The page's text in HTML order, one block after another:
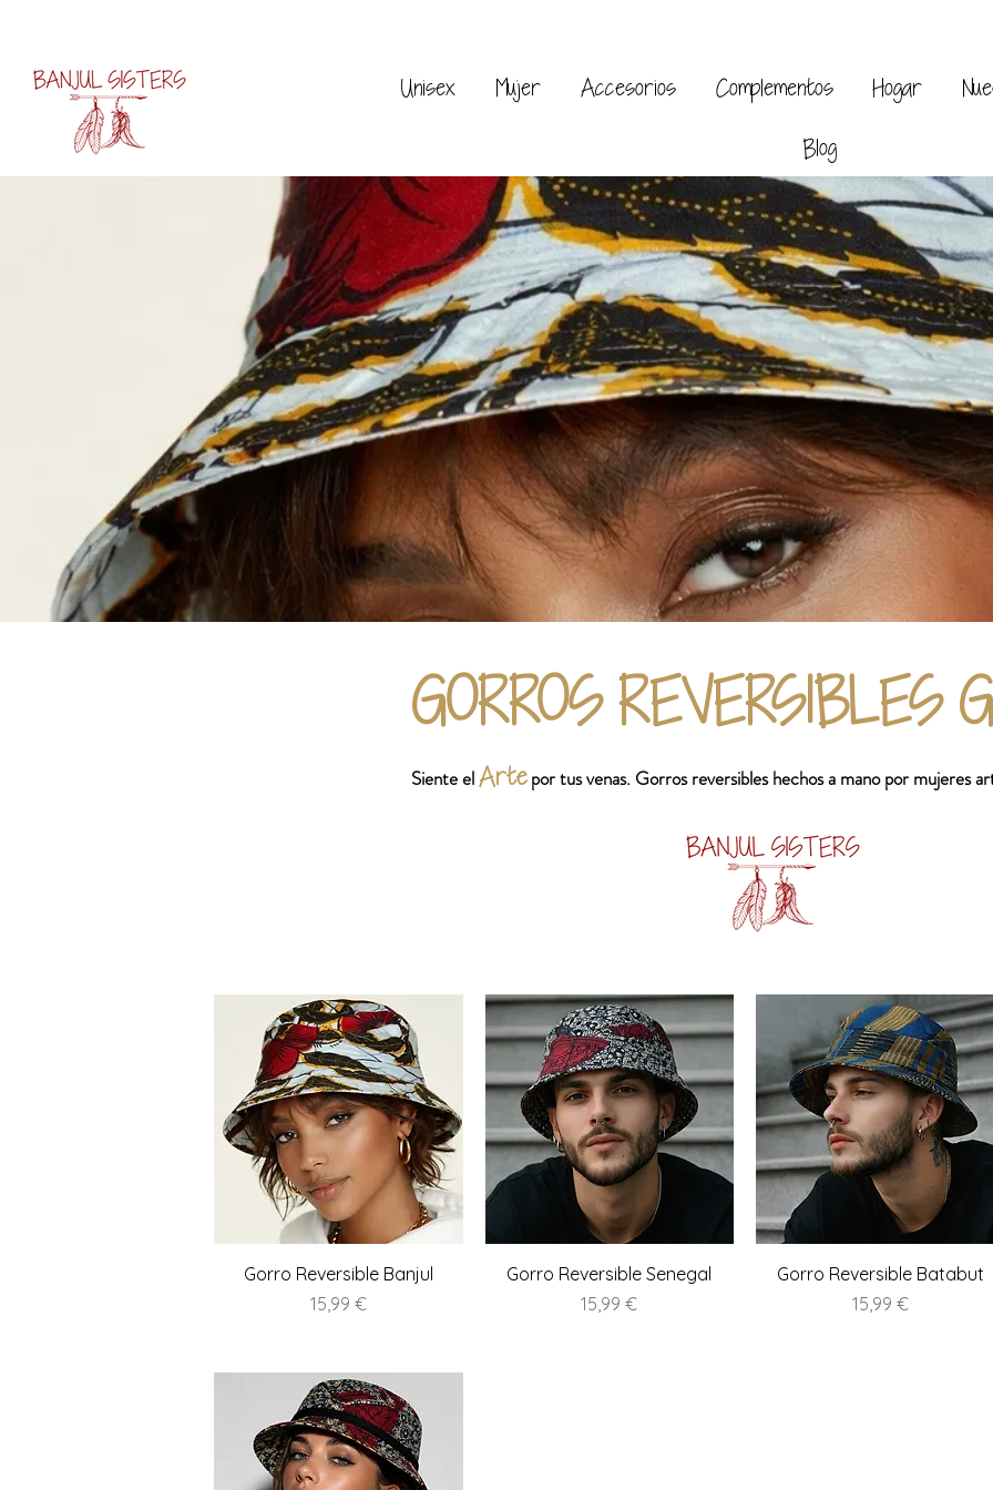
Unisex Mujer Accesorios Complementos Hogar
Blog
GORROS REVERSIBLES
Siente elArtepor tus venas. Gorros reversibles hechos a mano por mujeres
Vista rápida
Gorro Reversible Banjul
Precio
15,99 €
Vista rápida
Gorro Reversible Senegal
Precio
15,99 €
Vista rápida
Gorro Reversible Batabut
Precio
15,99 €